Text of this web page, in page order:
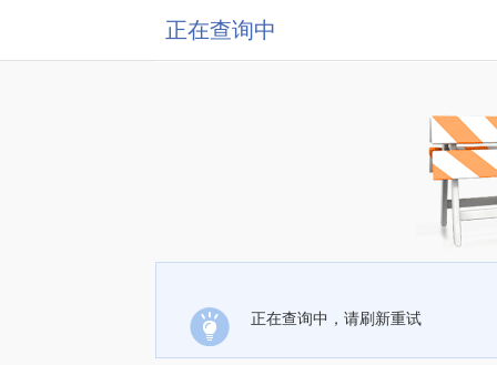
正在查询中
正在查询中，请刷新重试